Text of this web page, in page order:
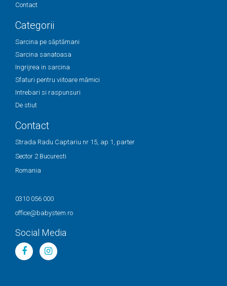
Contact
Categorii
Sarcina pe săptămani
Sarcina sanatoasa
Ingrijrea in sarcina
Sfaturi pentru viitoare mămici
Intrebari si raspunsuri
De stiut
Contact
Strada Radu Captariu nr 15, ap 1, parter
Sector 2 Bucuresti
Romania
0310 056 000
office@babystem.ro
Social Media